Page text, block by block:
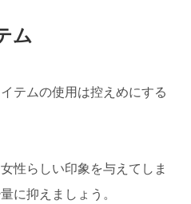
ム
テムの使用は控えめにする
性らしい印象を与えてしま
に抑えましょう。